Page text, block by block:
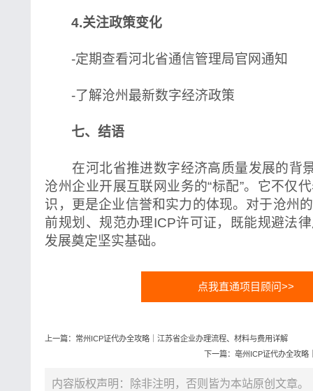
4.关注政策变化
-定期查看河北省通信管理局官网通知
-了解沧州最新数字经济政策
七、结语
在河北省推进数字经济高质量发展的背
沧州企业开展互联网业务的“标配”。它不仅
识，更是企业信誉和实力的体现。对于沧州
前规划、规范办理ICP许可证，既能规避法
发展奠定坚实基础。
点我直通项目顾问>>
上一篇：常州ICP证代办全攻略｜江苏省企业办理流程、材料与费用详解
下一篇：亳州ICP证代办全攻
内容版权声明：除非注明，否则皆为本站原创文章。